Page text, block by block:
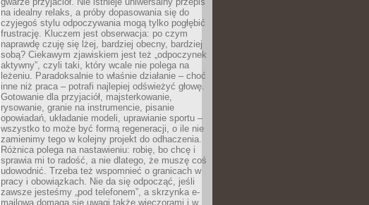
na idealny relaks, a próby dopasowania się do
czyjegoś stylu odpoczywania mogą tylko pogłębić
frustrację. Kluczem jest obserwacja: po czym
naprawdę czuję się lżej, bardziej obecny, bardziej
sobą? Ciekawym zjawiskiem jest też „odpoczynek
aktywny”, czyli taki, który wcale nie polega na
leżeniu. Paradoksalnie to właśnie działanie – choć
inne niż praca – potrafi najlepiej odświeżyć głowę.
Gotowanie dla przyjaciół, majsterkowanie,
rysowanie, granie na instrumencie, pisanie
opowiadań, układanie modeli, uprawianie sportu –
wszystko to może być formą regeneracji, o ile nie
zamienimy tego w kolejny projekt do odhaczenia.
Różnica polega na nastawieniu: robię, bo chcę i
sprawia mi to radość, a nie dlatego, że muszę coś
udowodnić. Trzeba też wspomnieć o granicach w
pracy i obowiązkach. Nie da się odpocząć, jeśli
zawsze jesteśmy „pod telefonem”, a skrzynka e-
mailowa domaga się uwagi także wieczorami i w